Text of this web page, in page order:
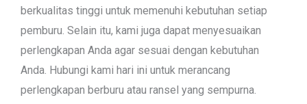
berkualitas tinggi untuk memenuhi kebutuhan setiap
pemburu. Selain itu, kami juga dapat menyesuaikan
perlengkapan Anda agar sesuai dengan kebutuhan
Anda. Hubungi kami hari ini untuk merancang
perlengkapan berburu atau ransel yang sempurna.